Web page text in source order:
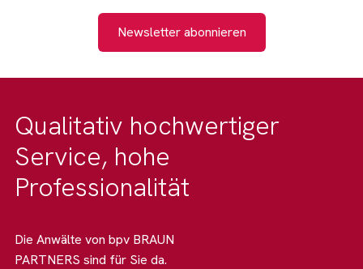
Newsletter abonnieren
Qualitativ hochwertiger
Service, hohe
Professionalität
Die Anwälte von bpv BRAUN
PARTNERS sind für Sie da.